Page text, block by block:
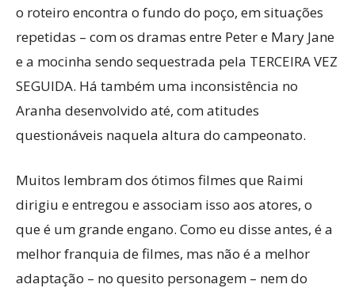
o roteiro encontra o fundo do poço, em situações
repetidas – com os dramas entre Peter e Mary Jane
e a mocinha sendo sequestrada pela TERCEIRA VEZ
SEGUIDA. Há também uma inconsistência no
Aranha desenvolvido até, com atitudes
questionáveis naquela altura do campeonato.
Muitos lembram dos ótimos filmes que Raimi
dirigiu e entregou e associam isso aos atores, o
que é um grande engano. Como eu disse antes, é a
melhor franquia de filmes, mas não é a melhor
adaptação – no quesito personagem – nem do